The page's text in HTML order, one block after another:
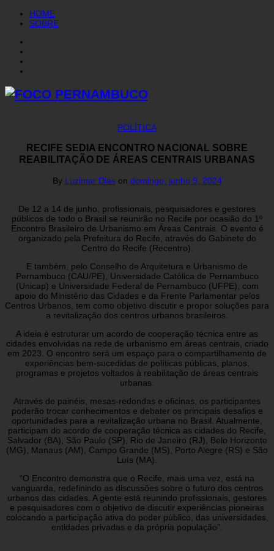
HOME
SOBRE
POLÍTICA
RECIFE SEDIA ENCONTRO NACIONAL SOBRE
REABILITAÇÃO DE ÁREAS CENTRAIS URBANAS
By Luzimar Dias on domingo, junho 9, 2024
De 12 a 14 de junho, profissionais, pesquisadores e gestores
públicos de todo o Brasil se reunirão no Recife por ocasião do 1º
Encontro Brasileiro de Urbanismo em Áreas Centrais. O evento é
organizado pela Prefeitura do Recife, através do Gabinete do
Centro do Recife (Recentro).
E também, pelo Conselho de Arquitetura e Urbanismo de
Pernambuco (CAU/PE), Universidade Católica de Pernambuco
(Unicap) e Universidade Federal de Pernambuco (UFPE), com
apoio do Ministério das Cidades e da Frente Parlamentar pelos
Centros Urbanos, tem como objetivo discutir e propor soluções para
a revitalização dos centros urbanos brasileiros.
A ideia é estruturar um acordo de cooperação técnica entre as
cidades envolvidas na rede de urbanismo em áreas centrais, criado
em 2023. O encontro será um espaço para o compartilhamento de
experiências bem-sucedidas de políticas públicas, planos,
programas e projetos voltados à reabilitação de áreas centrais
urbanas.
Através de painéis, mesas-redondas e oficinas, os participantes
poderão trocar conhecimentos e debater os principais desafios e
oportunidades para a revitalização urbana no Brasil. Atualmente,
participam do acordo de cooperação técnica as cidades do Recife,
Salvador (BA), São Paulo (SP), Rio de Janeiro (RJ), Belo Horizonte
(MG), Manaus (AM), Campo Grande (MS), Porto Alegre (RS) e São
Luís (MA).
“O Encontro demonstra que o Recife, mais uma vez, está na
vanguarda, redefinindo as discussões sobre o futuro dos centros
urbanos das cidades. A gente está reunindo profissionais, gestores
e pesquisadores com o objetivo de discutir experiências pioneiras
colocando a participação ativa do poder público, das universidades,
entidades privadas e da própria população”.